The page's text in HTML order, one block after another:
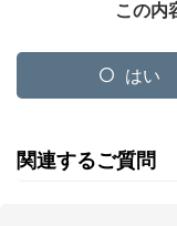
この内
はい
関連するご質問